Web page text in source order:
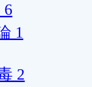
6
1
2